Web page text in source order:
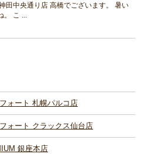
田中央通り店 高橋でございます。 暑い
こ ...
ォート 札幌パルコ店
ォート クラックス仙台店
銀座本店